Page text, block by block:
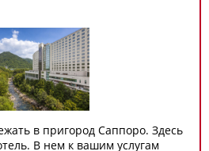
в пригород Саппоро. Здесь
В нем к вашим услугам